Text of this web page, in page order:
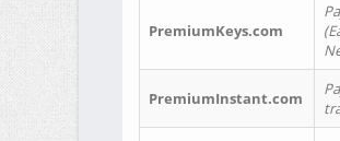
PremiumKeys.com
PremiumInstant.com